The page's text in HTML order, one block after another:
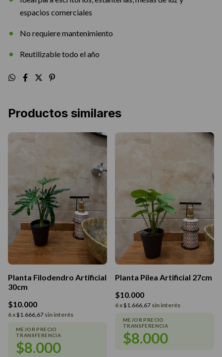
espacios comerciales
No requiere mantenimiento
Reutilizable todo el año
Productos similares
Planta Filodendro Artificial
30cm
$10.000
6x$1.666,67 sin interés
$8.000
Planta Pilea Artificial 27cm
$10.000
6x$1.666,67 sin interés
$8.000